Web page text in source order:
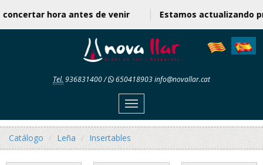
concertar hora antes de venir Estamos actualizando
Tel. 936831400/ 650418903info@novallar.cat
Menu
Catálogo Leña Insertables